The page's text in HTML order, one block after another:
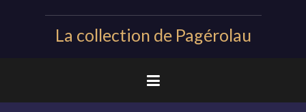
La collection de Pagérolau